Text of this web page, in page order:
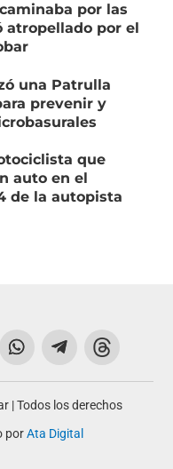
por las
atropellado por el
una Patrulla
prevenir y
que
auto en el
de la autopista
| Todos los derechos
porAta Digital